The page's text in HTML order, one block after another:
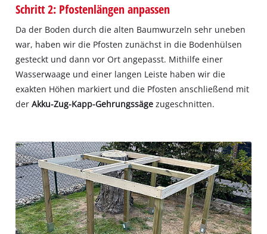
Schritt 2: Pfostenlängen anpassen
Da der Boden durch die alten Baumwurzeln sehr uneben
war, haben wir die Pfosten zunächst in die Bodenhülsen
gesteckt und dann vor Ort angepasst. Mithilfe einer
Wasserwaage und einer langen Leiste haben wir die
exakten Höhen markiert und die Pfosten anschließend mit
derAkku-Zug-Kapp-Gehrungssäge zugeschnitten.